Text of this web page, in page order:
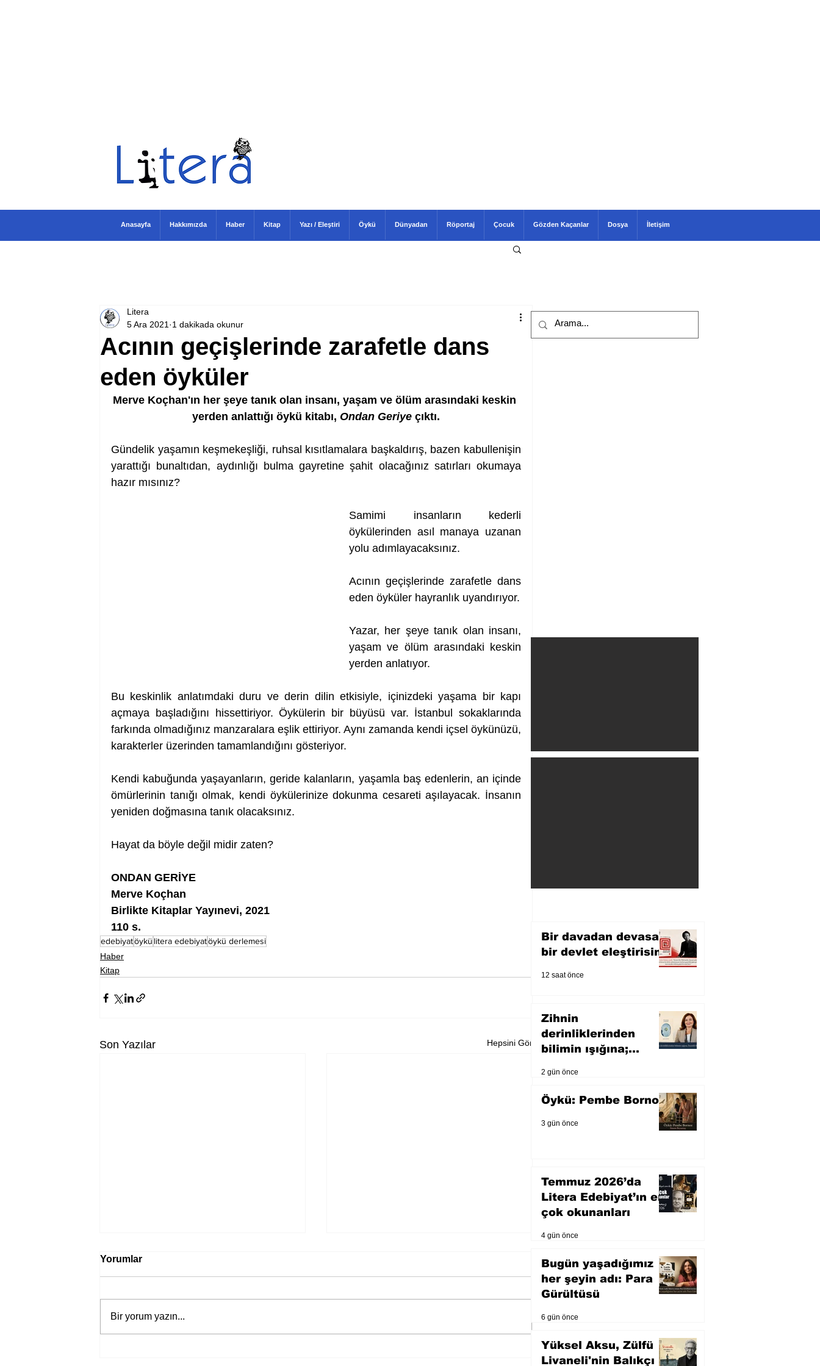
Acının geçişlerinde zarafetle dans
eden öyküler
Litera
5 Ara 2021 1 dakikada okunur
Merve Koçhan'ın her şeye tanık olan insanı, yaşam ve ölüm arasındaki keskin
yerden anlattığı öykü kitabı, Ondan Geriye çıktı.
Gündelik yaşamın keşmekeşliği, ruhsal kısıtlamalara başkaldırış, bazen kabullenişin
yarattığı bunaltıdan, aydınlığı bulma gayretine şahit olacağınız satırları okumaya
hazır mısınız?
Samimi insanların kederli
öykülerinden asıl manaya uzanan
yolu adımlayacaksınız.
Acının geçişlerinde zarafetle dans
Yazar, her şeye tanık olan insanı,
yaşam ve ölüm arasındaki keskin
yerden anlatıyor.
Bu keskinlik anlatımdaki duru ve derin dilin etkisiyle, içinizdeki yaşama bir kapı
açmaya başladığını hissettiriyor. Öykülerin bir büyüsü var. İstanbul sokaklarında
farkında olmadığınız manzaralara eşlik ettiriyor. Aynı zamanda kendi içsel öykünüzü,
karakterler üzerinden tamamlandığını gösteriyor.
Kendi kabuğunda yaşayanların, geride kalanların, yaşamla baş edenlerin, an içinde
ömürlerinin tanığı olmak, kendi öykülerinize dokunma cesareti aşılayacak. İnsanın
yeniden doğmasına tanık olacaksınız.
Hayat da böyle değil midir zaten?
ONDAN GERİYE
Merve Koçhan
Birlikte Kitaplar Yayınevi, 2021
110 s.
edebiyatöykü litera edebiyatöykü derlemesi
Haber
Kitap
Son Yazılar Hepsini Gör
Yorumlar
Bir yorum yazın...
Bir davadan devasa
bir devlet eleştirisine
12 saat önce
Zihnin
derinliklerinden
bilimin ışığına;
2 gün önce
Öykü: Pembe Bornoz
3 gün önce
Temmuz 2026’da
Litera Edebiyat’ın en
çok okunanları
4 gün önce
Bugün yaşadığımız
her şeyin adı: Para
Gürültüsü
6 gün önce
Yüksel Aksu, Zülfü
Livaneli'nin Balıkçı
Anasayfa Hakkımızda Haber Kitap Yazı / Eleştiri Öykü Dünyadan Röportaj Çocuk Gözden Kaçanlar Dosya İletişim